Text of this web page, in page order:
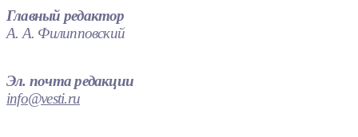
Главный редактор
А. А. Филипповский
Эл. почта редакции
info@vesti.ru